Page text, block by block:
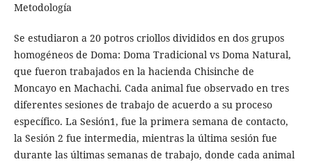
Metodología
Se estudiaron a 20 potros criollos divididos en dos grupos
homogéneos de Doma: Doma Tradicional vs Doma Natural,
que fueron trabajados en la hacienda Chisinche de
Moncayo en Machachi. Cada animal fue observado en tres
diferentes sesiones de trabajo de acuerdo a su proceso
específico. La Sesión1, fue la primera semana de contacto,
la Sesión 2 fue intermedia, mientras la última sesión fue
durante las últimas semanas de trabajo, donde cada animal